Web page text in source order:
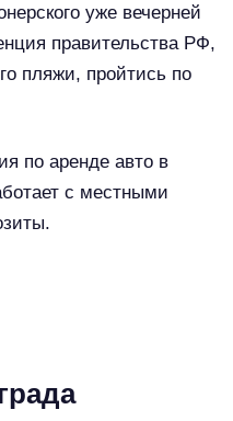
уже вечерней
правительства РФ,
пляжи, пройтись по
по аренде авто в
с местными